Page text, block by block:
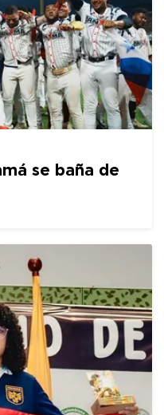
se baña de